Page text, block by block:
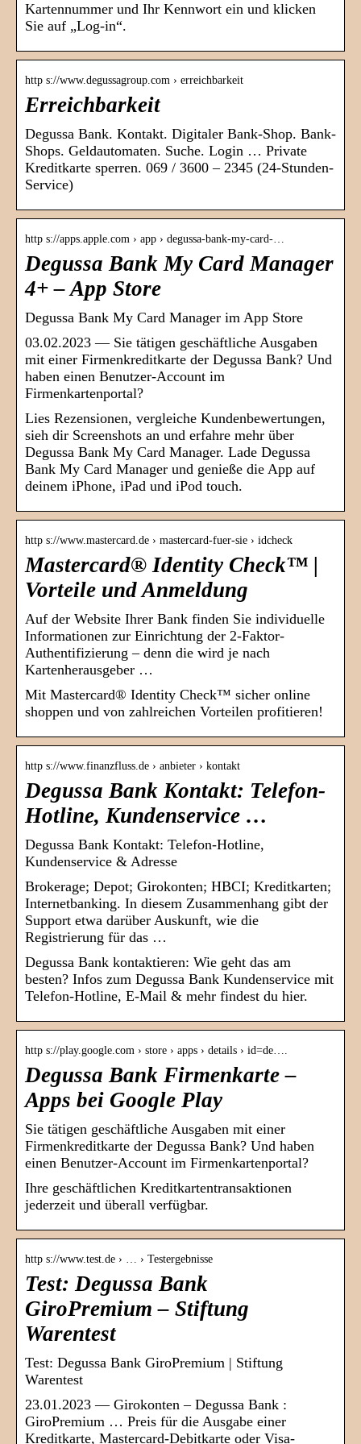
Kartennummer und Ihr Kennwort ein und klicken
Sie auf „Log-in“.
http s://www.degussagroup.com › erreichbarkeit
Erreichbarkeit
Degussa Bank. Kontakt. Digitaler Bank-Shop. Bank-
Shops. Geldautomaten. Suche. Login … Private
Kreditkarte sperren. 069 / 3600 – 2345 (24-Stunden-
Service)
http s://apps.apple.com › app › degussa-bank-my-card-…
Degussa Bank My Card Manager
4+ – App Store
‎Degussa Bank My Card Manager im App Store
03.02.2023 — Sie tätigen geschäftliche Ausgaben
mit einer Firmenkreditkarte der Degussa Bank? Und
haben einen Benutzer-Account im
Firmenkartenportal?
Lies Rezensionen, vergleiche Kundenbewertungen,
sieh dir Screenshots an und erfahre mehr über
Degussa Bank My Card Manager. Lade Degussa
Bank My Card Manager und genieße die App auf
deinem iPhone, iPad und iPod touch.
http s://www.mastercard.de › mastercard-fuer-sie › idcheck
Mastercard® Identity Check™ |
Vorteile und Anmeldung
Auf der Website Ihrer Bank finden Sie individuelle
Informationen zur Einrichtung der 2-Faktor-
Authentifizierung – denn die wird je nach
Kartenherausgeber …
Mit Mastercard® Identity Check™ sicher online
shoppen und von zahlreichen Vorteilen profitieren!
http s://www.finanzfluss.de › anbieter › kontakt
Degussa Bank Kontakt: Telefon-
Hotline, Kundenservice …
Degussa Bank Kontakt: Telefon-Hotline,
Kundenservice & Adresse
Brokerage; Depot; Girokonten; HBCI; Kreditkarten;
Internetbanking. In diesem Zusammenhang gibt der
Support etwa darüber Auskunft, wie die
Registrierung für das …
Degussa Bank kontaktieren: Wie geht das am
besten? Infos zum Degussa Bank Kundenservice mit
Telefon-Hotline, E-Mail & mehr findest du hier.
http s://play.google.com › store › apps › details › id=de….
Degussa Bank Firmenkarte –
Apps bei Google Play
Sie tätigen geschäftliche Ausgaben mit einer
Firmenkreditkarte der Degussa Bank? Und haben
einen Benutzer-Account im Firmenkartenportal?
Ihre geschäftlichen Kreditkartentransaktionen
jederzeit und überall verfügbar.
http s://www.test.de › … › Testergebnisse
Test: Degussa Bank
GiroPremium – Stiftung
Warentest
Test: Degussa Bank GiroPremium | Stiftung
Warentest
23.01.2023 — Girokonten – Degussa Bank :
GiroPremium … Preis für die Ausgabe einer
Kreditkarte, Mastercard-Debitkarte oder Visa-